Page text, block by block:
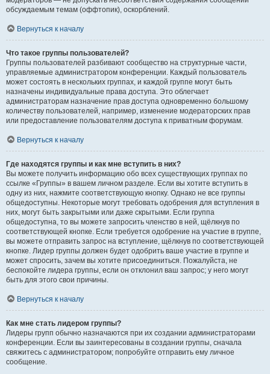
обсуждаемым темам (оффтопик), оскорблений.
Вернуться к началу
Что такое группы пользователей?
Группы пользователей разбивают сообщество на структурные части,
управляемые администратором конференции. Каждый пользователь
может состоять в нескольких группах, и каждой группе могут быть
назначены индивидуальные права доступа. Это облегчает
администраторам назначение прав доступа одновременно большому
количеству пользователей, например, изменение модераторских прав
или предоставление пользователям доступа к приватным форумам.
Вернуться к началу
Где находятся группы и как мне вступить в них?
Вы можете получить информацию обо всех существующих группах по
ссылке «Группы» в вашем личном разделе. Если вы хотите вступить в
одну из них, нажмите соответствующую кнопку. Однако не все группы
общедоступны. Некоторые могут требовать одобрения для вступления в
них, могут быть закрытыми или даже скрытыми. Если группа
общедоступна, то вы можете запросить членство в ней, щёлкнув по
соответствующей кнопке. Если требуется одобрение на участие в группе,
вы можете отправить запрос на вступление, щёлкнув по соответствующей
кнопке. Лидер группы должен будет одобрить ваше участие в группе и
может спросить, зачем вы хотите присоединиться. Пожалуйста, не
беспокойте лидера группы, если он отклонил ваш запрос; у него могут
быть для этого свои причины.
Вернуться к началу
Как мне стать лидером группы?
Лидеры групп обычно назначаются при их создании администраторами
конференции. Если вы заинтересованы в создании группы, сначала
свяжитесь с администратором; попробуйте отправить ему личное
сообщение.